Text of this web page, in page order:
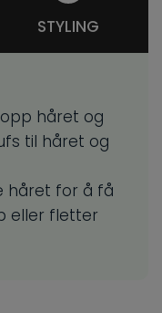
STYLING
håret og
til håret og
håret for å få
eller fletter